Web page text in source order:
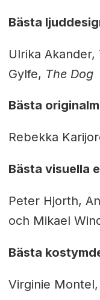
Bästa
Ulrika
Gylfe, The Dog
Bästa
Rebekka
Bästa visuella
Peter Hjorth,
och Mikael
Bästa
Virginie Montel,